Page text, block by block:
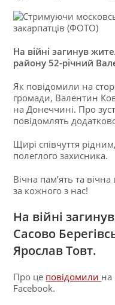
На війні загинув
району 52-річний
Як повідомили на
громади, Валентин
на Донеччині. Про
повідомлять
Щирі співчуття
полеглого захисника.
Вічна пам’ять та
за кожного з нас!
На війні
Сасово
Ярослав Товт.
Про це повідомили на
Facebook.